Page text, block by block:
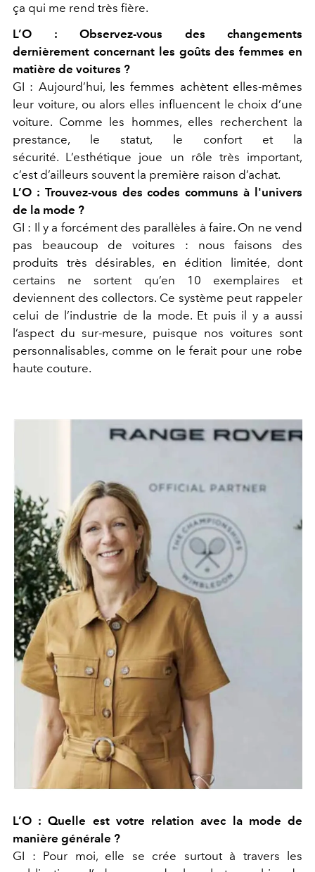
ça qui me rend très fière.
L’O : Observez-vous des changements
dernièrement concernant les goûts des femmes en
matière de voitures ?
GI : Aujourd’hui, les femmes achètent elles-mêmes
leur voiture, ou alors elles influencent le choix d’une
voiture. Comme les hommes, elles recherchent la
prestance, le statut, le confort et la
sécurité. L’esthétique joue un rôle très important,
c’est d’ailleurs souvent la première raison d’achat.
L’O : Trouvez-vous des codes communs à l'univers
de la mode ?
GI : Il y a forcément des parallèles à faire. On ne vend
pas beaucoup de voitures : nous faisons des
produits très désirables, en édition limitée, dont
certains ne sortent qu’en 10 exemplaires et
deviennent des collectors. Ce système peut rappeler
celui de l’industrie de la mode. Et puis il y a aussi
l’aspect du sur-mesure, puisque nos voitures sont
personnalisables, comme on le ferait pour une robe
haute couture.
L’O :Quelle est votre relation avec la mode de
manière générale ?
GI : Pour moi, elle se crée surtout à travers les